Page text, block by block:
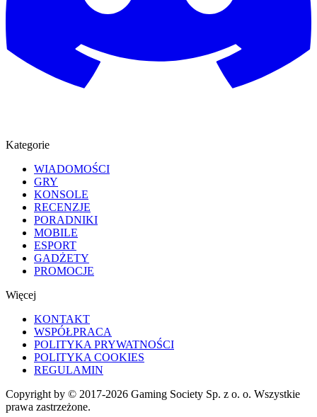
Kategorie
WIADOMOŚCI
GRY
KONSOLE
RECENZJE
PORADNIKI
MOBILE
ESPORT
GADŻETY
PROMOCJE
Więcej
KONTAKT
WSPÓŁPRACA
POLITYKA PRYWATNOŚCI
POLITYKA COOKIES
REGULAMIN
Copyright by © 2017-2026 Gaming Society Sp. z o. o. Wszystkie
prawa zastrzeżone.